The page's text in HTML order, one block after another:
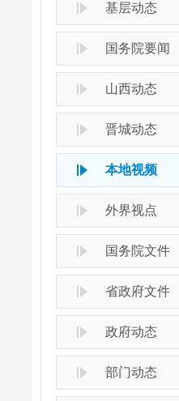
基层动态
国务院要闻
山西动态
晋城动态
本地视频
外界视点
国务院文件
省政府文件
政府动态
部门动态